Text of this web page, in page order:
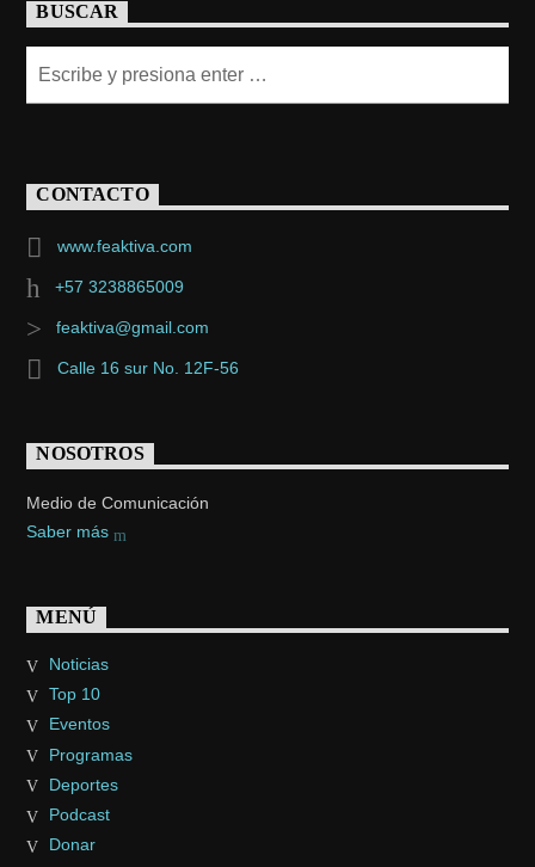
BUSCAR
CONTACTO
www.feaktiva.com
+57 3238865009
feaktiva@gmail.com
Calle 16 sur No. 12F-56
NOSOTROS
Medio de Comunicación
Saber más
MENÚ
Noticias
Top 10
Eventos
Programas
Deportes
Podcast
Donar